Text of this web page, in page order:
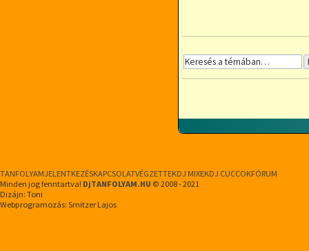
TANFOLYAMJELENTKEZÉSKAPCSOLATVÉGZETTEKDJ MIXEKDJ CUCCOKFÓRUM
Minden jog fenntartva! DjTANFOLYAM.HU © 2008 - 2021
Dizájn: Toni
Webprogramozás: Smitzer Lajos